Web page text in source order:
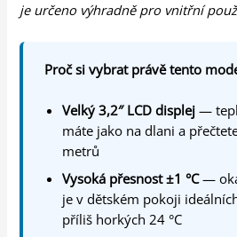
je určeno výhradně pro vnitřní
Proč si vybrat právě tento
Velký 3,2″ LCD displej —
máte jako na dlani a
metrů
Vysoká přesnost ±1 °C—
je v dětském pokoji
příliš horkých 24 °C